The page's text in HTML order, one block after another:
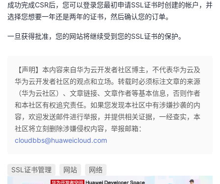
成功完成CSR后，您可以登录您最初申请SSL证书时创建的帐户，并
选择您想要一年还是两年的证书，然后确认您的订单。
一旦获得批准，您的网站将继续受到您的SSL证书的保护。
【声明】本内容来自华为云开发者社区博主，不代表华为云及
华为云开发者社区的观点和立场。转载时必须标注文章的来源
（华为云社区）、文章链接、文章作者等基本信息，否则作者
和本社区有权追究责任。如果您发现本社区中有涉嫌抄袭的内
容，欢迎发送邮件进行举报，并提供相关证据，一经查实，本
社区将立刻删除涉嫌侵权内容，举报邮箱：
cloudbbs@huaweicloud.com
SSL证书管理 网站 网络